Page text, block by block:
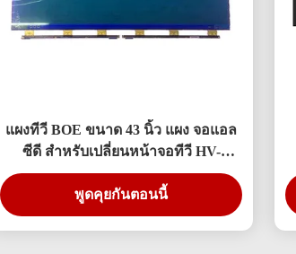
แผงทีวี BOE ขนาด 43 นิ้ว แผง จอแอล
ซีดี สำหรับเปลี่ยนหน้าจอทีวี HV-
430FHB-N10
พูดคุยกันตอนนี้